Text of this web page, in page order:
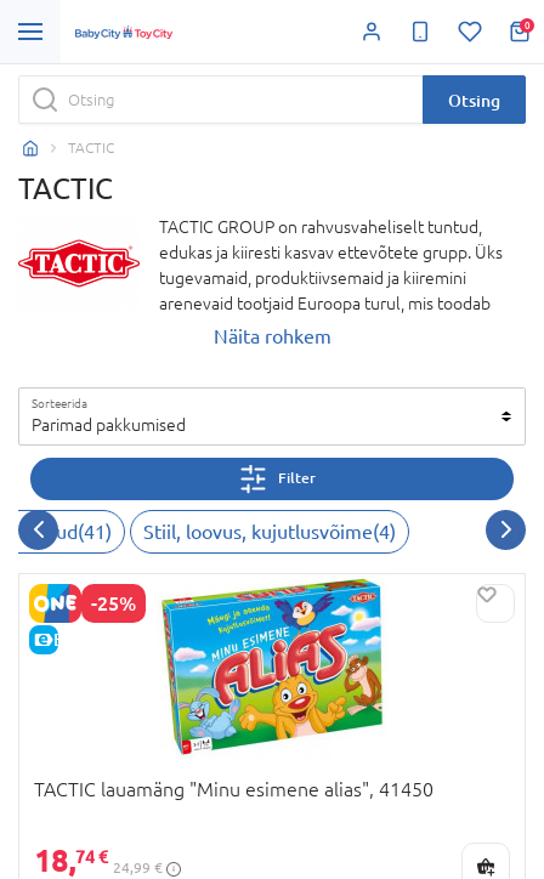
0
Otsing
TACTIC
TACTIC
TACTIC GROUP on rahvusvaheliselt tuntud,
edukas ja kiiresti kasvav ettevõtete grupp. Üks
tugevamaid, produktiivsemaid ja kiiremini
arenevaid tootjaid Euroopa turul, mis toodab
lauamänge. 40 aasta jooksul on lauamänge
Ettevõtte peamine eesmärk on jagada ostjatele
sooje sõpradega koosviibitud hetki ja erinevat
sotsiaalset kogemust.
Näita rohkem
Sorteerida
Parimad pakkumised
Filter
(41) Stiil, loovus, kujutlusvõime(4)
-25%
E-HIND
TACTIC lauamäng "Minu esimene alias", 41450
18,74 €
24,99 €